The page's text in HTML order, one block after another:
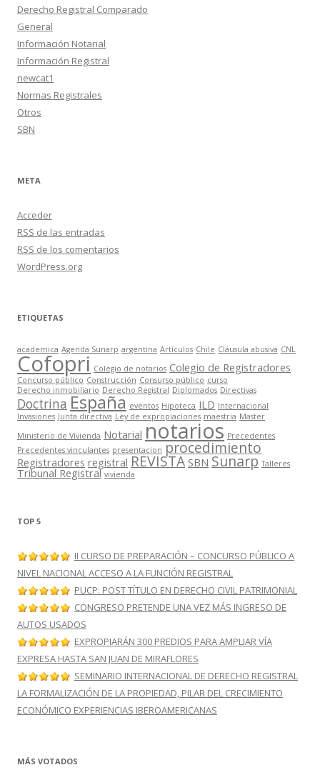
Derecho Registral Comparado
General
Información Notarial
Información Registral
newcat1
Normas Registrales
Otros
SBN
META
Acceder
RSS de las entradas
RSS de los comentarios
WordPress.org
ETIQUETAS
academica Agenda Sunarp argentina Artículos Chile Cláusula abusiva CNL
Cofopri Colegio de notarios Colegio de Registradores
Concurso público Construcción Consurso público curso
Derecho inmobiliario Derecho Registral Diplomados Directivas
Doctrina España eventos Hipoteca ILD Internacional
Invasiones Junta directiva Ley de expropiaciones maestria Master
Ministerio de Vivienda Notarial notarios Precedentes
Precedentes vinculantes presentacion procedimiento
Registradores registral REVISTA SBN Sunarp Talleres
Tribunal Registral vivienda
TOP 5
II CURSO DE PREPARACIÓN – CONCURSO PÚBLICO A
NIVEL NACIONAL ACCESO A LA FUNCIÓN REGISTRAL
PUCP: POST TÍTULO EN DERECHO CIVIL PATRIMONIAL
CONGRESO PRETENDE UNA VEZ MÁS INGRESO DE
AUTOS USADOS
EXPROPIARÁN 300 PREDIOS PARA AMPLIAR VÍA
EXPRESA HASTA SAN JUAN DE MIRAFLORES
SEMINARIO INTERNACIONAL DE DERECHO REGISTRAL
LA FORMALIZACIÓN DE LA PROPIEDAD, PILAR DEL CRECIMIENTO
ECONÓMICO EXPERIENCIAS IBEROAMERICANAS
MÁS VOTADOS